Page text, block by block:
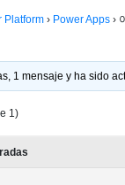
Platform › Power Apps ›
1 mensaje y ha sido
1)